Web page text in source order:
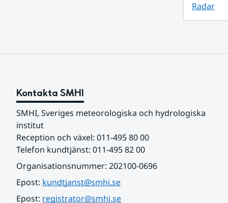
Radar
Kontakta SMHI
SMHI, Sveriges meteorologiska och hydrologiska
institut
Reception och växel: 011-495 80 00
Telefon kundtjänst: 011-495 82 00
Organisationsnummer: 202100-0696
Epost: kundtjanst@smhi.se
Epost: registrator@smhi.se